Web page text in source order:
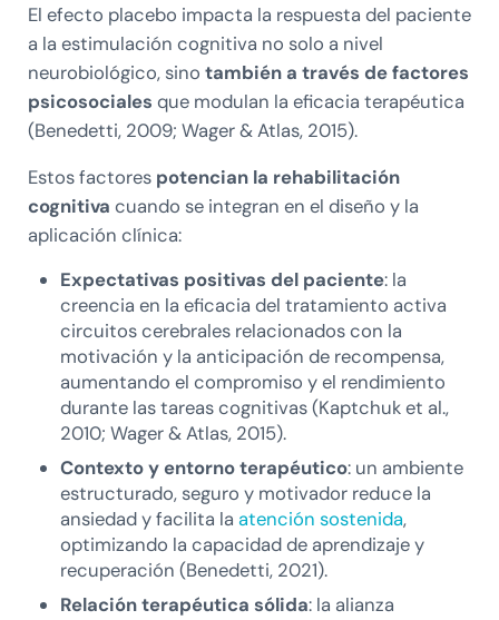
El efecto placebo impacta la respuesta del paciente
a la estimulación cognitiva no solo a nivel
neurobiológico, sino también a través de factores
psicosociales que modulan la eficacia terapéutica
(Benedetti, 2009; Wager & Atlas, 2015).
Estos factores potencian la rehabilitación
cognitiva cuando se integran en el diseño y la
aplicación clínica:
Expectativas positivas del paciente: la
creencia en la eficacia del tratamiento activa
circuitos cerebrales relacionados con la
motivación y la anticipación de recompensa,
aumentando el compromiso y el rendimiento
durante las tareas cognitivas (Kaptchuk et al.,
2010; Wager & Atlas, 2015).
Contexto y entorno terapéutico: un ambiente
estructurado, seguro y motivador reduce la
ansiedad y facilita laatención sostenida,
optimizando la capacidad de aprendizaje y
recuperación (Benedetti, 2021).
Relación terapéutica sólida: la alianza